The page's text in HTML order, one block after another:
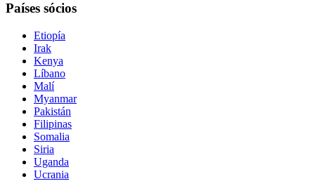
Países sócios
Etiopía
Irak
Kenya
Líbano
Malí
Myanmar
Pakistán
Filipinas
Somalia
Siria
Uganda
Ucrania